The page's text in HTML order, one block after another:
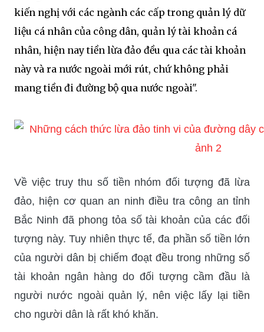
kiến nghị với các ngành các cấp trong quản lý dữ
liệu cá nhân của công dân, quản lý tài khoản cá
nhân, hiện nay tiền lừa đảo đều qua các tài khoản
này và ra nước ngoài mới rút, chứ không phải
mang tiền đi đường bộ qua nước ngoài".
Về việc truy thu số tiền nhóm đối tượng đã lừa
đảo, hiện cơ quan an ninh điều tra công an tỉnh
Bắc Ninh đã phong tỏa số tài khoản của các đối
tượng này. Tuy nhiên thực tế, đa phần số tiền lớn
của người dân bị chiếm đoạt đều trong những số
tài khoản ngân hàng do đối tượng cầm đầu là
người nước ngoài quản lý, nên việc lấy lại tiền
cho người dân là rất khó khăn.